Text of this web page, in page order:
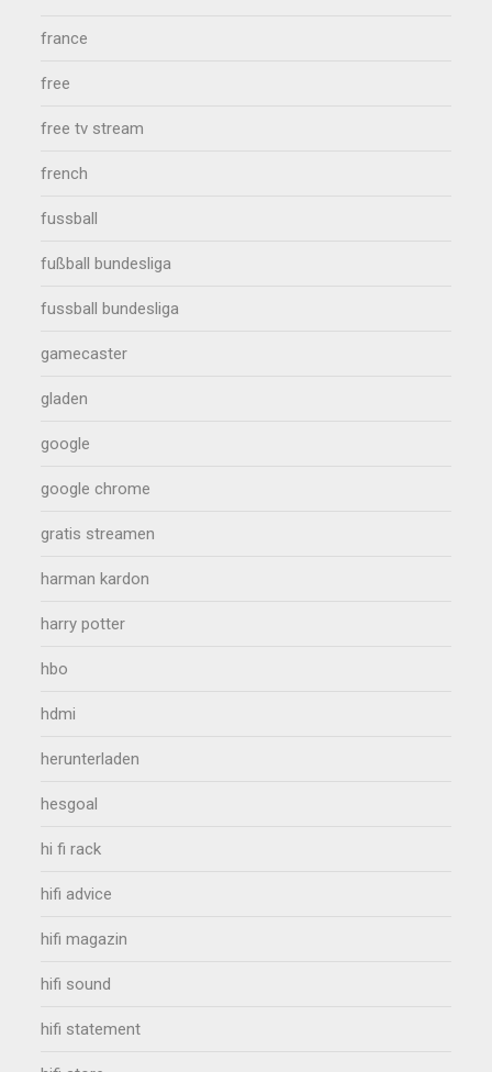
france
free
free tv stream
french
fussball
fußball bundesliga
fussball bundesliga
gamecaster
gladen
google
google chrome
gratis streamen
harman kardon
harry potter
hbo
hdmi
herunterladen
hesgoal
hi fi rack
hifi advice
hifi magazin
hifi sound
hifi statement